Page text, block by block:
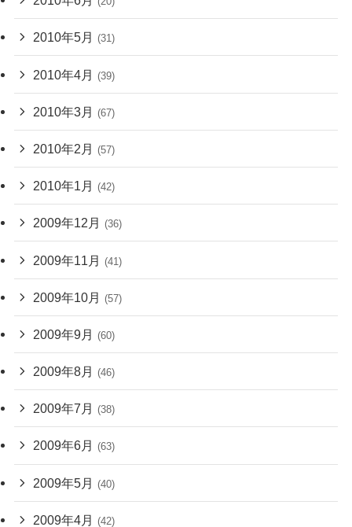
2010年5月 (31)
2010年4月 (39)
2010年3月 (67)
2010年2月 (57)
2010年1月 (42)
2009年12月 (36)
2009年11月 (41)
2009年10月 (57)
2009年9月 (60)
2009年8月 (46)
2009年7月 (38)
2009年6月 (63)
2009年5月 (40)
2009年4月 (42)